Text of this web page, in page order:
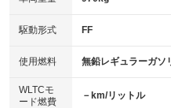
：装備なし
USB入力端子
：装備なし
100V電源
：装備なし
センターデフロック
：装備なし
キーレス
HID(キセノンライト)
：装備なし
バックカメラ
：装備あり
エアロ
：装備なし
駆動形式 FF
使用燃料 無鉛レギュラーガソ
WLTCモ
ード燃費
－km/リットル